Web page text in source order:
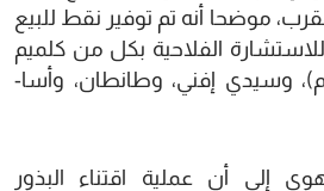
موضحا أنه تم توفير نقط للبيع
للاستشارة الفلاحية بكل من كلميم
وسيدي إفني، وطانطان، وأسا-
إلى أن عملية اقتناء البذور